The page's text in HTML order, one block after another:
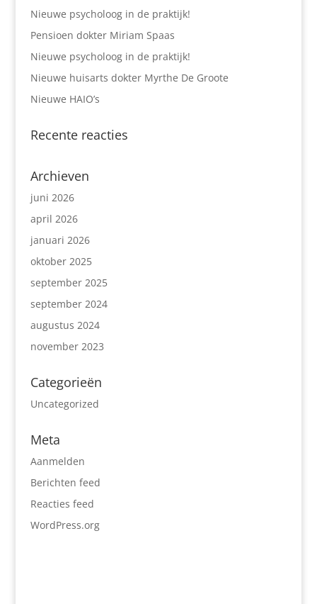
Nieuwe psycholoog in de praktijk!
Pensioen dokter Miriam Spaas
Nieuwe psycholoog in de praktijk!
Nieuwe huisarts dokter Myrthe De Groote
Nieuwe HAIO’s
Recente reacties
Archieven
juni 2026
april 2026
januari 2026
oktober 2025
september 2025
september 2024
augustus 2024
november 2023
Categorieën
Uncategorized
Meta
Aanmelden
Berichten feed
Reacties feed
WordPress.org